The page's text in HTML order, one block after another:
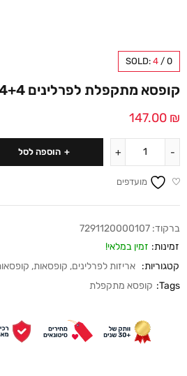
SOLD: 4 / 0
קופסא מתקפלת לפרלינים 16.5/24+4 (25 במארז)
147.00 ₪
הוספה לסל
מועדפים
ברקוד: 7291120000107
זמינות: זמין במלאי!
קטגוריות: אריזות לפרלינים, קופסאות,
Tags: קופסא מתקפלת